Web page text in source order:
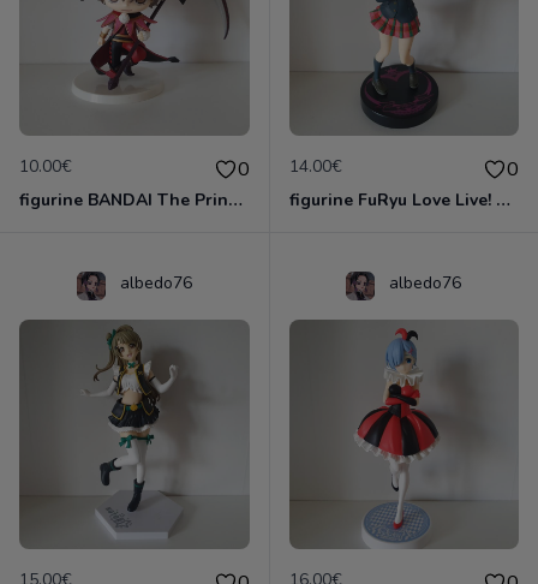
10.00€ 0
figurine BANDAI The Prince De Tennis Shiraishi Kuranosuke Figurine 10cm
14.00€ 0
figurine FuRyu Love Live! School Idol Project Figure complète Kousaka Honoka
albedo76 albedo76